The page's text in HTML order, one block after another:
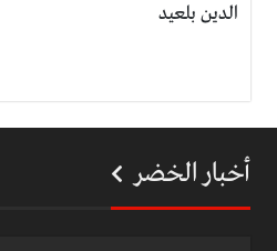
الدين بلعيد
أخبار الخضر